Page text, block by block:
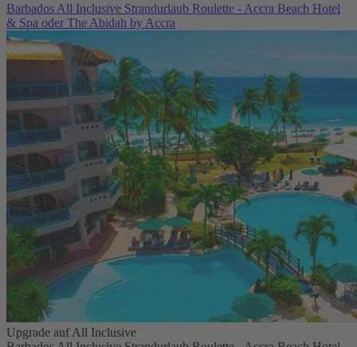
Barbados All Inclusive Strandurlaub Roulette - Accra Beach Hotel
& Spa oder The Abidah by Accra
Upgrade auf All Inclusive